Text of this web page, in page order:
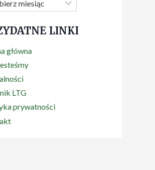
LINKI
główna
LTG
prywatności